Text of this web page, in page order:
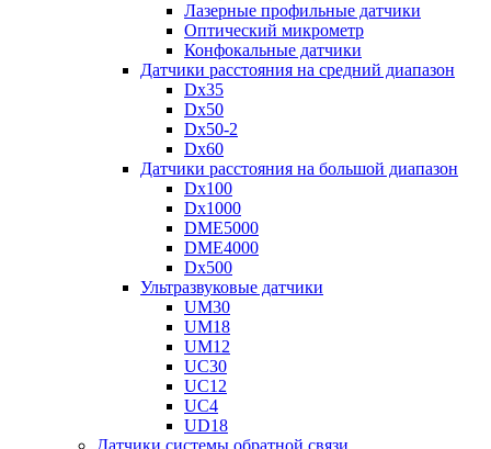
Лазерные профильные датчики
Оптический микрометр
Конфокальные датчики
Датчики расстояния на средний диапазон
Dx35
Dx50
Dx50-2
Dx60
Датчики расстояния на большой диапазон
Dx100
Dx1000
DME5000
DME4000
Dx500
Ультразвуковые датчики
UM30
UM18
UM12
UC30
UC12
UC4
UD18
Датчики системы обратной связи